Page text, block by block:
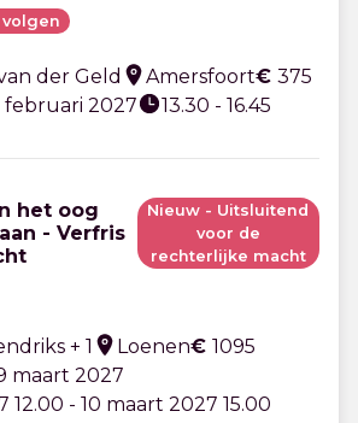
der Geld Amersfoort€ 375
februari 2027 13.30 - 16.45
het oog
- Verfris
Nieuw - Uitsluitend
voor de
rechterlijke macht
+ 1 Loenen€ 1095
maart 2027
12.00 - 10 maart 2027 15.00